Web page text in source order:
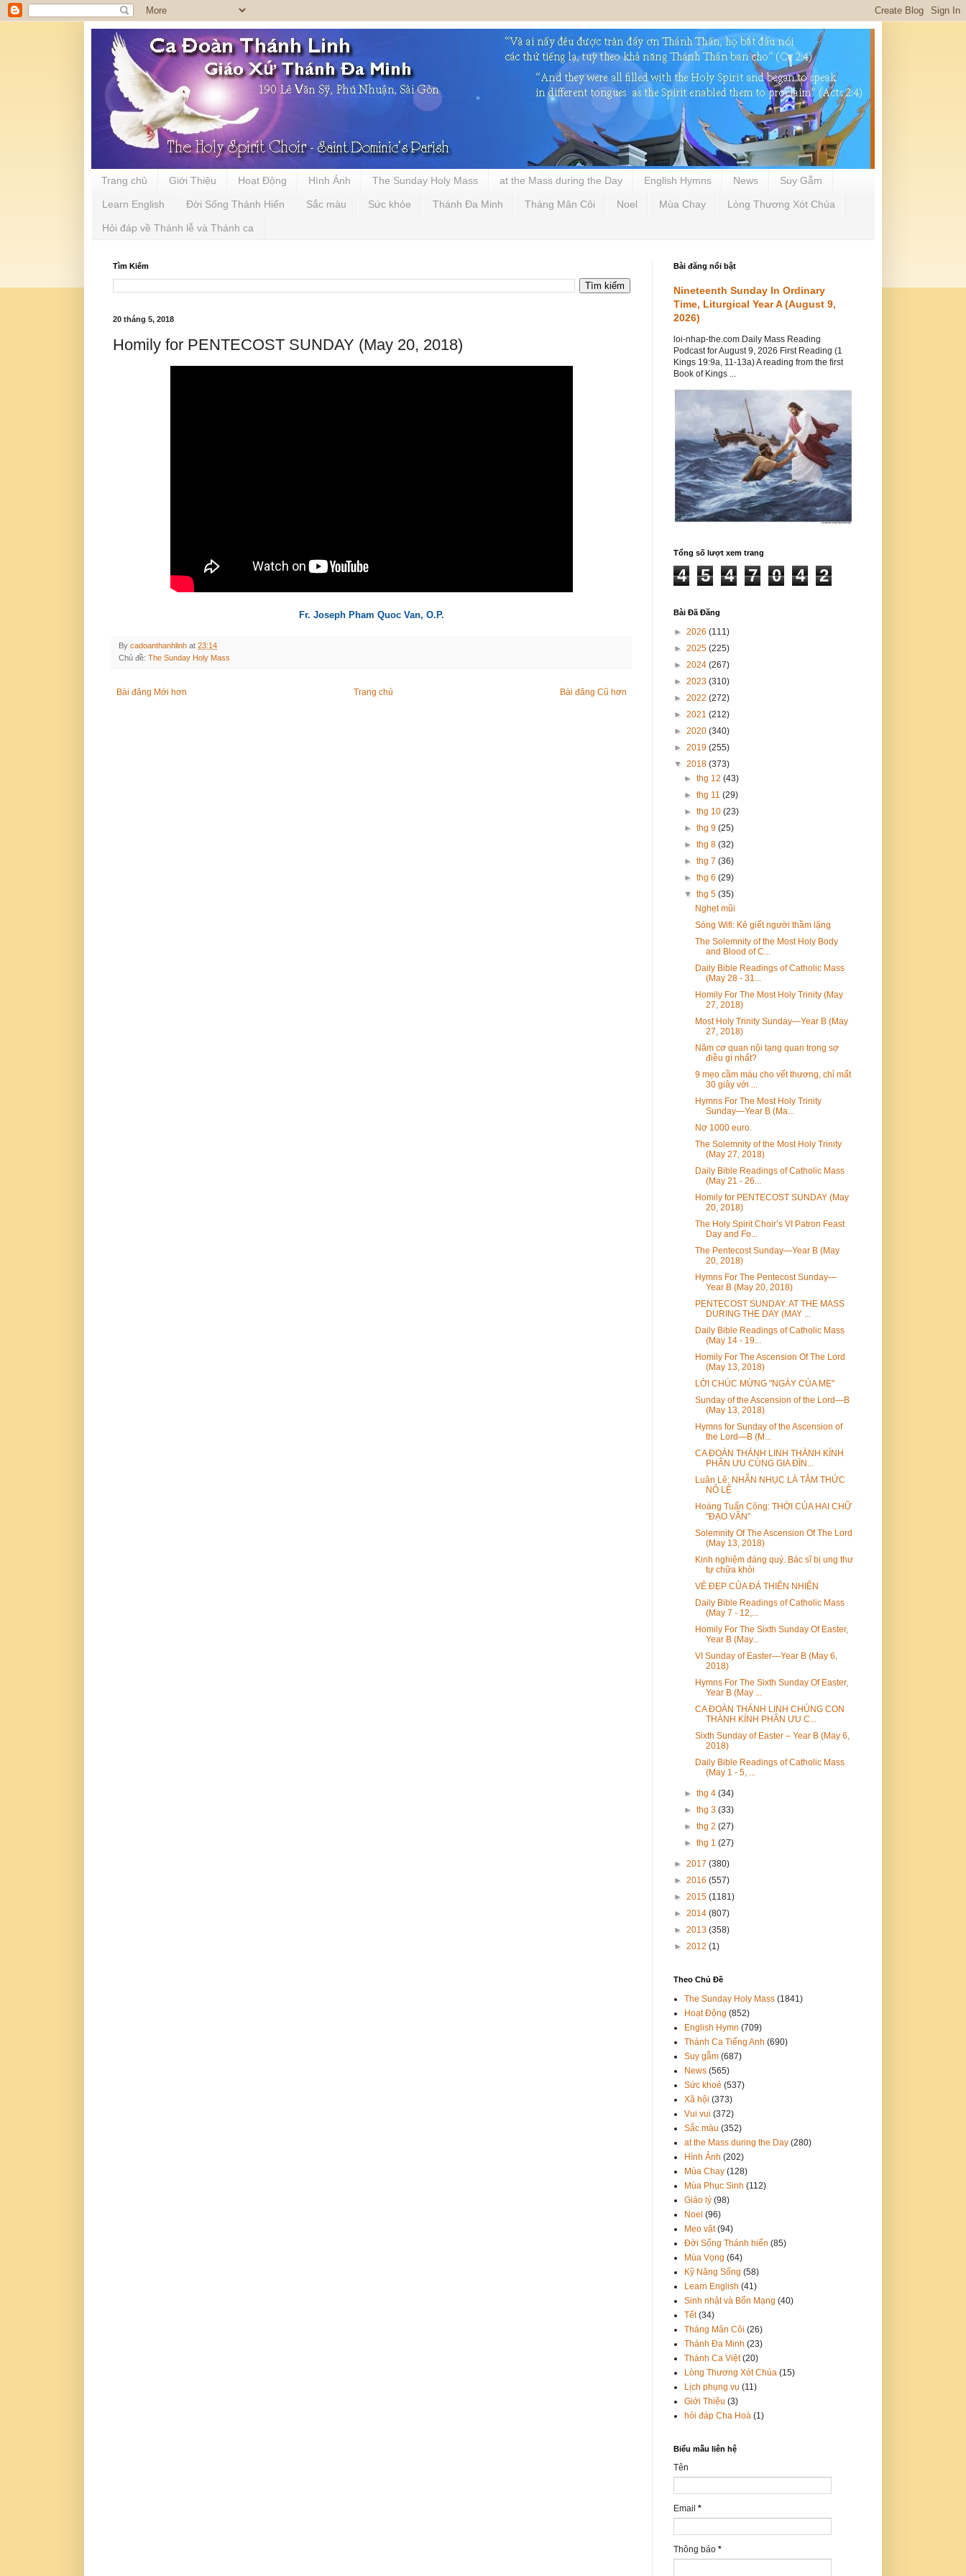
Trang chủ Giới Thiệu Hoạt Động Hình Ảnh The Sunday Holy Mass at the Mass during the Day English Hymns News Suy Gẫm
Learn English Đời Sống Thánh Hiến Sắc màu Sức khỏe Thánh Đa Minh Tháng Mân Côi Noel Mùa Chay Lòng Thương Xót Chúa
Hỏi đáp về Thánh lễ và Thánh ca
Tìm Kiếm
20 tháng 5, 2018
Homily for PENTECOST SUNDAY (May 20, 2018)
Fr. Joseph Pham Quoc Van, O.P.
By cadoanthanhlinh at 23:14
Chủ đề: The Sunday Holy Mass
Bài đăng Mới hơn Bài đăng Cũ hơn
Trang chủ
Bài đăng nổi bật
Nineteenth Sunday In Ordinary
Time, Liturgical Year A (August 9,
2026)
loi-nhap-the.com Daily Mass Reading
Podcast for August 9, 2026 First Reading (1
Kings 19:9a, 11-13a) A reading from the first
Book of Kings ...
Tổng số lượt xem trang
4 5 4 7 0 4 2
Bài Đã Đăng
► 2026 (111)
► 2025 (225)
► 2024 (267)
► 2023 (310)
► 2022 (272)
► 2021 (212)
► 2020 (340)
► 2019 (255)
▼ 2018 (373)
►thg 12(43)
►thg 11(29)
►thg 10(23)
►thg 9(25)
►thg 8(32)
►thg 7(36)
►thg 6(29)
▼thg 5(35)
Nghẹt mũi
Sóng Wifi: Kẻ giết người thầm lặng
The Solemnity of the Most Holy Body
and Blood of C...
Daily Bible Readings of Catholic Mass
(May 28 - 31...
Homily For The Most Holy Trinity (May
27, 2018)
Most Holy Trinity Sunday—Year B (May
27, 2018)
Năm cơ quan nội tạng quan trọng sợ
điều gì nhất?
9 mẹo cầm máu cho vết thương, chỉ mất
30 giây với ...
Hymns For The Most Holy Trinity
Sunday—Year B (Ma...
Nợ 1000 euro.
The Solemnity of the Most Holy Trinity
(May 27, 2018)
Daily Bible Readings of Catholic Mass
(May 21 - 26...
Homily for PENTECOST SUNDAY (May
20, 2018)
The Holy Spirit Choir’s VI Patron Feast
Day and Fo...
The Pentecost Sunday—Year B (May
20, 2018)
Hymns For The Pentecost Sunday—
Year B (May 20, 2018)
PENTECOST SUNDAY: AT THE MASS
DURING THE DAY (MAY ...
Daily Bible Readings of Catholic Mass
(May 14 - 19...
Homily For The Ascension Of The Lord
(May 13, 2018)
LỜI CHÚC MỪNG "NGÀY CỦA MẸ"
Sunday of the Ascension of the Lord—B
(May 13, 2018)
Hymns for Sunday of the Ascension of
the Lord—B (M...
CA ĐOÀN THÁNH LINH THÀNH KÍNH
PHÂN ƯU CÙNG GIA ĐÌN...
Luân Lê: NHẪN NHỤC LÀ TÂM THỨC
NÔ LỆ
Hoàng Tuấn Công: THỜI CỦA HAI CHỮ
"ĐẠO VĂN"
Solemnity Of The Ascension Of The Lord
(May 13, 2018)
Kinh nghiệm đáng quý. Bác sĩ bị ung thư
tự chữa khỏi
VẺ ĐẸP CỦA ĐÁ THIÊN NHIÊN
Daily Bible Readings of Catholic Mass
(May 7 - 12,...
Homily For The Sixth Sunday Of Easter,
Year B (May...
VI Sunday of Easter—Year B (May 6,
2018)
Hymns For The Sixth Sunday Of Easter,
Year B (May ...
CA ĐOÀN THÁNH LINH CHÚNG CON
THÀNH KÍNH PHÂN ƯU C...
Sixth Sunday of Easter – Year B (May 6,
2018)
Daily Bible Readings of Catholic Mass
(May 1 - 5, ...
►thg 4(34)
►thg 3(33)
►thg 2(27)
►thg 1(27)
► 2017 (380)
► 2016 (557)
► 2015 (1181)
► 2014 (807)
► 2013 (358)
► 2012 (1)
Theo Chủ Đề
The Sunday Holy Mass (1841)
Hoạt Động (852)
English Hymn (709)
Thánh Ca Tiếng Anh (690)
Suy gẫm (687)
News (565)
Sức khoẻ (537)
Xã hội (373)
Vui vui (372)
Sắc màu (352)
at the Mass during the Day (280)
Hình Ảnh (202)
Mùa Chay (128)
Mùa Phục Sinh (112)
Giáo lý (98)
Noel (96)
Mẹo vặt (94)
Đời Sống Thánh hiến (85)
Mùa Vọng (64)
Kỹ Năng Sống (58)
Learn English (41)
Sinh nhật và Bổn Mạng (40)
Tết (34)
Tháng Mân Côi (26)
Thánh Đa Minh (23)
Thánh Ca Việt (20)
Lòng Thương Xót Chúa (15)
Lịch phụng vụ (11)
Giới Thiệu (3)
hỏi đáp Cha Hoà (1)
Biểu mẫu liên hệ
Tên
Email *
Thông báo *